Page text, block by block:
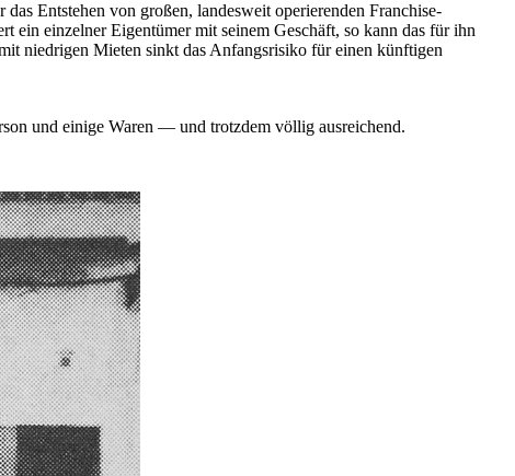
Entstehen von großen, landesweit operierenden Franchise-
ein einzelner Eigentümer mit seinem Geschäft, so kann das für ihn
niedrigen Mieten sinkt das Anfangsrisiko für einen künftigen
und einige Waren — und trotzdem völlig ausreichend.